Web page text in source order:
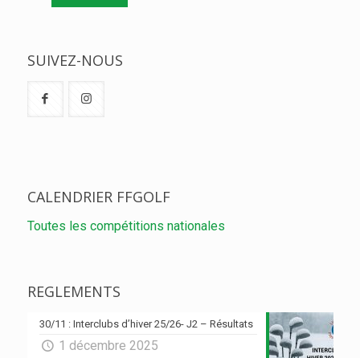
SUIVEZ-NOUS
CALENDRIER FFGOLF
Toutes les compétitions nationales
REGLEMENTS
30/11 : Interclubs d’hiver 25/26- J2 – Résultats
1 décembre 2025